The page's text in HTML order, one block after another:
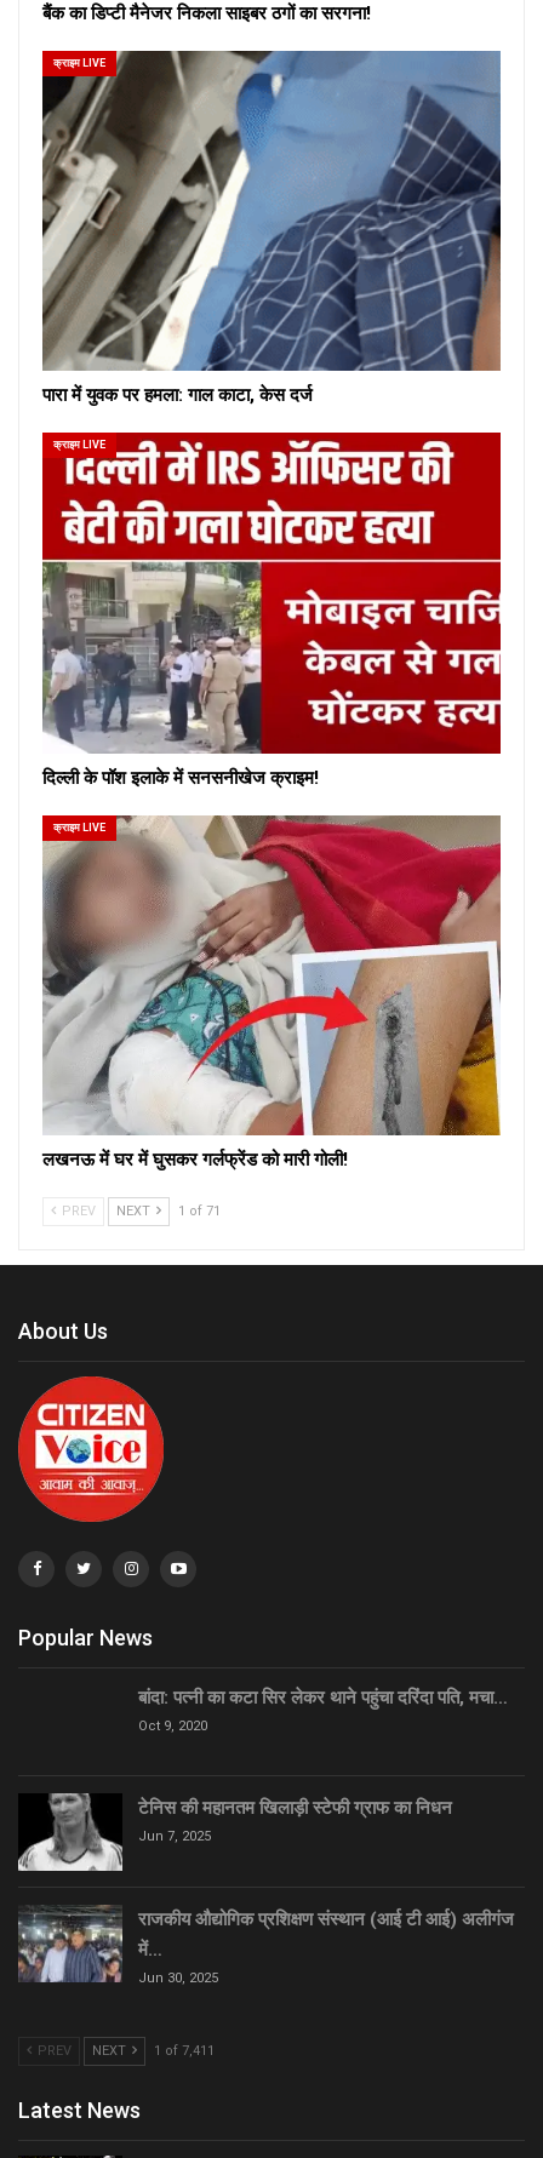
बैंक का डिप्टी मैनेजर निकला साइबर ठगों का सरगना!
क्राइम LIVE
पारा में युवक पर हमला: गाल काटा, केस दर्ज
क्राइम LIVE
दिल्ली के पॉश इलाके में सनसनीखेज क्राइम!
क्राइम LIVE
लखनऊ में घर में घुसकर गर्लफ्रेंड को मारी गोली!
PREV NEXT 1 of 71
About Us
Popular News
बांदा: पत्नी का कटा सिर लेकर थाने पहुंचा दरिंदा पति, मचा…
Oct 9, 2020
टेनिस की महानतम खिलाड़ी स्टेफी ग्राफ का निधन
Jun 7, 2025
राजकीय औद्योगिक प्रशिक्षण संस्थान (आई टी आई) अलीगंज
में…
Jun 30, 2025
PREV NEXT 1 of 7,411
Latest News